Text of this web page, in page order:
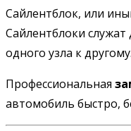
Сайлентблок, или
Сайлентблоки служат
одного узла к
Профессиональная
автомобиль быстро,